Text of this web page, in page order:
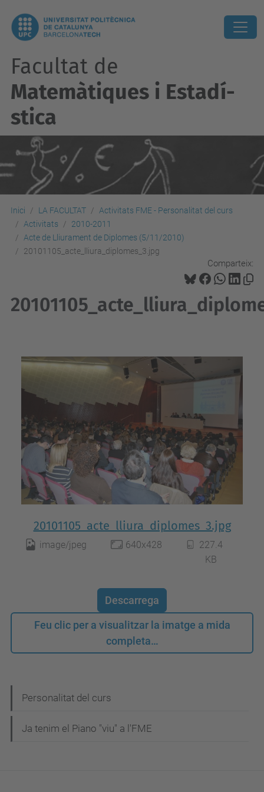
Facultat de
Matemàtiques i Estadí­
stica
Inici LA FACULTAT
Activitats FME - Personalitat del curs
Activitats
2010-2011
Acte de Lliurament de Diplomes (5/11/2010)
20101105_acte_lliura_diplomes_3.jpg
Comparteix:
20101105_acte_lliura_diplomes_3.jpg
image/jpeg 640x428
227.4
KB
Descarrega
Feu clic per a visualitzar la imatge a mida
completa…
a
v
Personalitat del curs
Ja tenim el Piano "viu" a l'FME